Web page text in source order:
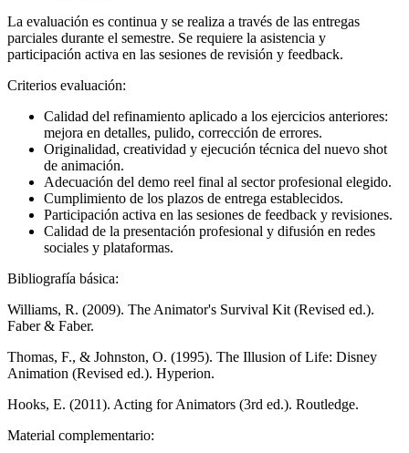
La evaluación es continua y se realiza a través de las entregas
parciales durante el semestre. Se requiere la asistencia y
participación activa en las sesiones de revisión y feedback.
Criterios evaluación:
Calidad del refinamiento aplicado a los ejercicios anteriores:
mejora en detalles, pulido, corrección de errores.
Originalidad, creatividad y ejecución técnica del nuevo shot
de animación.
Adecuación del demo reel final al sector profesional elegido.
Cumplimiento de los plazos de entrega establecidos.
Participación activa en las sesiones de feedback y revisiones.
Calidad de la presentación profesional y difusión en redes
sociales y plataformas.
Bibliografía básica:
Williams, R. (2009). The Animator's Survival Kit (Revised ed.).
Faber & Faber.
Thomas, F., & Johnston, O. (1995). The Illusion of Life: Disney
Animation (Revised ed.). Hyperion.
Hooks, E. (2011). Acting for Animators (3rd ed.). Routledge.
Material complementario: